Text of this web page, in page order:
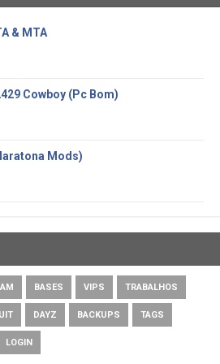
& MTA
Cowboy (Pc Bom)
Mods)
BASES VIPS TRABALHOS
DAYZ BACKUPS TAGS
LOGIN